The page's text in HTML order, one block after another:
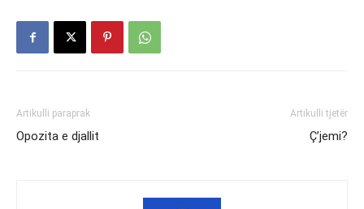
Artikulli paraprak
Opozita e djallit
Artikulli tjetër
Ç’jemi?